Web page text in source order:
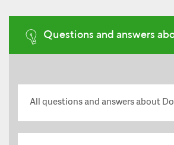
Questions and answers
All questions and answers about